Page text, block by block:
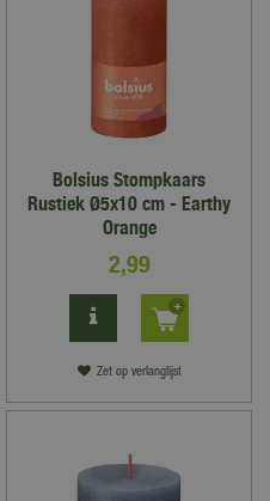
Bolsius Stompkaars
Rustiek Ø5x10 cm - Earthy
Orange
2,99
Zet op verlanglijst